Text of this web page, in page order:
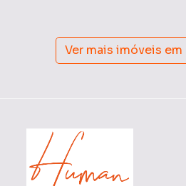
Ver mais imóveis em